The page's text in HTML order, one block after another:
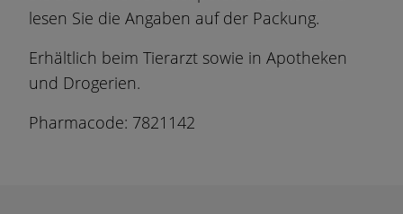
lesen Sie die Angaben auf der Packung.
Erhältlich beim Tierarzt sowie in Apotheken
und Drogerien.
Pharmacode: 7821142